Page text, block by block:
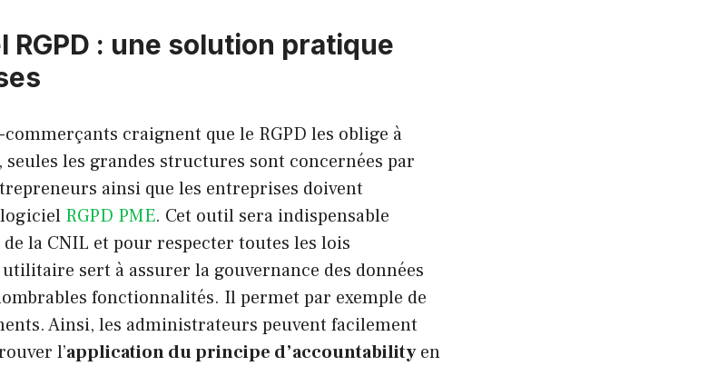
: une solution pratique
craignent que le RGPD les oblige à
les grandes structures sont concernées par
ainsi que les entreprises doivent
RGPD PME. Cet outil sera indispensable
la CNIL et pour respecter toutes les lois
sert à assurer la gouvernance des données
fonctionnalités. Il permet par exemple de
Ainsi, les administrateurs peuvent facilement
l’application du principe d’accountabilityen